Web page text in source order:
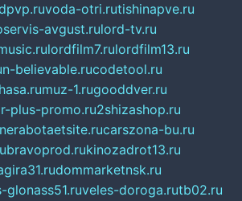
voda-otri.rutishinapve.ru
avgust.rulord-tv.ru
lordfilm7.rulordfilm13.ru
believable.rucodetool.ru
muz-1.rugooddver.ru
plus-promo.ru2shizashop.ru
nerabotaetsite.rucarszona-bu.ru
bravoprod.rukinozadrot13.ru
dommarketnsk.ru
glonass51.ruveles-doroga.rutb02.ru